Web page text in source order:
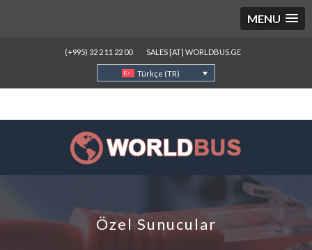
MENU
(+995) 32 2 11 22 00 SALES [AT] WORLDBUS.GE
Türkçe (TR)
Özel Sunucular